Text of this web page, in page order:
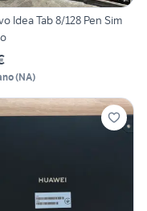
Idea Tab 8/128 Pen Sim
(NA)